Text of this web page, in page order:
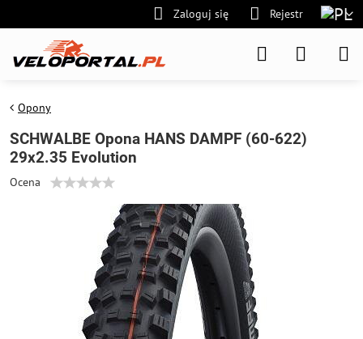
Zaloguj się Rejestr
Opony
SCHWALBE Opona HANS DAMPF (60-622)
29x2.35 Evolution
Ocena